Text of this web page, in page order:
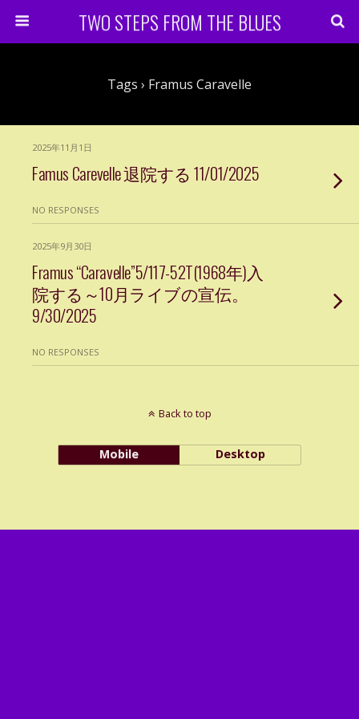
TWO STEPS FROM THE BLUES
Tags › Framus Caravelle
2025年11月1日
Famus Carevelle 退院する 11/01/2025
NO RESPONSES
2025年9月30日
Framus “Caravelle”5/117-52T(1968年)入
院する～10月ライブの宣伝。
9/30/2025
NO RESPONSES
Back to top
Mobile Desktop